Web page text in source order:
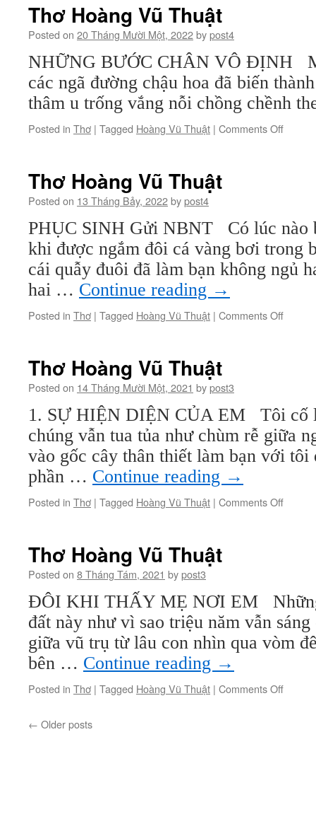
Thơ Hoàng Vũ Thuật
Posted on 20 Tháng Mười Một, 2022bypost4
NHỮNG BƯỚC CHÂN VÔ ĐỊNH
các ngã đường chậu hoa đã biến
thâm u trống vắng nỗi chồng chềnh
Posted in Thơ | Tagged Hoàng Vũ Thuật | Comments Offon
Thơ Hoàng Vũ Thuật
Posted on 13 Tháng Bảy, 2022bypost4
PHỤC SINH Gửi NBNT Có lúc nào
khi được ngắm đôi cá vàng bơi trong
cái quẫy đuôi đã làm bạn không ngủ
hai … Continue reading →
Posted in Thơ | Tagged Hoàng Vũ Thuật | Comments Offon
Thơ Hoàng Vũ Thuật
Posted on 14 Tháng Mười Một, 2021 bypost3
1. SỰ HIỆN DIỆN CỦA EM Tôi cố
chúng vẫn tua tủa như chùm rễ giữa
vào gốc cây thân thiết làm bạn với tôi
phần … Continue reading →
Posted in Thơ | Tagged Hoàng Vũ Thuật | Comments Offon
Thơ Hoàng Vũ Thuật
Posted on 8 Tháng Tám, 2021 bypost3
ĐÔI KHI THẤY MẸ NƠI EM
đất này như vì sao triệu năm vẫn
giữa vũ trụ từ lâu con nhìn qua vòm
bên … Continue reading →
Posted in Thơ | Tagged Hoàng Vũ Thuật | Comments Offon
← Older posts